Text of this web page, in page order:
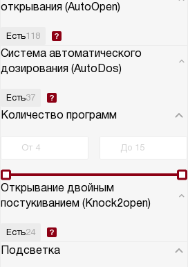
открывания (AutoOpen)
Есть118
Система автоматического
дозирования (AutoDos)
Есть37
Количество программ
Открывание двойным
постукиванием (Knock2open)
Есть24
Подсветка